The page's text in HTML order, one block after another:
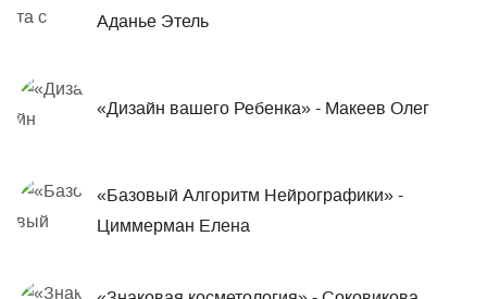
Аданье Этель
«Дизайн вашего Ребенка» - Макеев Олег
«Базовый Алгоритм Нейрографики» -
Циммерман Елена